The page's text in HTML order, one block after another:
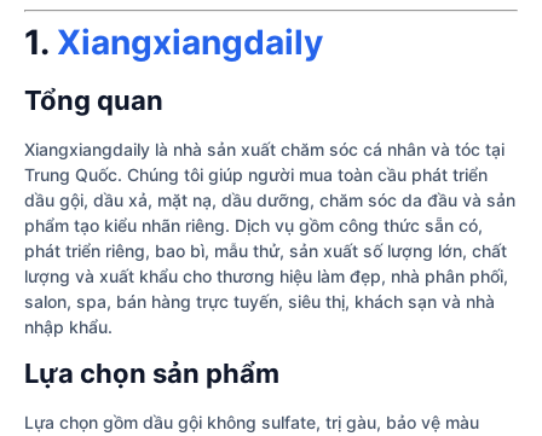
1. Xiangxiangdaily
Tổng quan
Xiangxiangdaily là nhà sản xuất chăm sóc cá nhân và tóc tại
Trung Quốc. Chúng tôi giúp người mua toàn cầu phát triển
dầu gội, dầu xả, mặt nạ, dầu dưỡng, chăm sóc da đầu và sản
phẩm tạo kiểu nhãn riêng. Dịch vụ gồm công thức sẵn có,
phát triển riêng, bao bì, mẫu thử, sản xuất số lượng lớn, chất
lượng và xuất khẩu cho thương hiệu làm đẹp, nhà phân phối,
salon, spa, bán hàng trực tuyến, siêu thị, khách sạn và nhà
nhập khẩu.
Lựa chọn sản phẩm
Lựa chọn gồm dầu gội không sulfate, trị gàu, bảo vệ màu